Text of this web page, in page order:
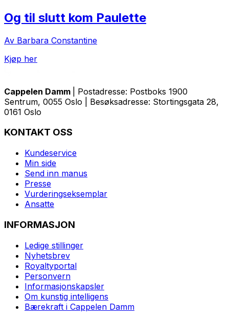
Og til slutt kom Paulette
Av Barbara Constantine
Kjøp her
Cappelen Damm
| Postadresse: Postboks 1900
Sentrum, 0055 Oslo | Besøksadresse: Stortingsgata 28,
0161 Oslo
KONTAKT OSS
Kundeservice
Min side
Send inn manus
Presse
Vurderingseksemplar
Ansatte
INFORMASJON
Ledige stillinger
Nyhetsbrev
Royaltyportal
Personvern
Informasjonskapsler
Om kunstig intelligens
Bærekraft i Cappelen Damm